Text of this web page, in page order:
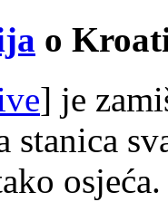
o
] je
stanica